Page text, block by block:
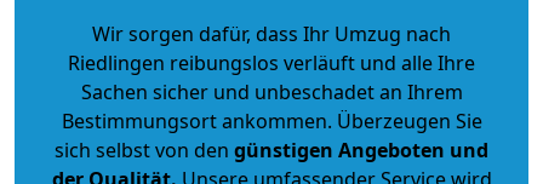
Wir sorgen dafür, dass Ihr Umzug nach
Riedlingen reibungslos verläuft und alle Ihre
Sachen sicher und unbeschadet an Ihrem
Bestimmungsort ankommen. Überzeugen Sie
sich selbst von den günstigen Angeboten und
der Qualität. Unsere umfassender Service wird